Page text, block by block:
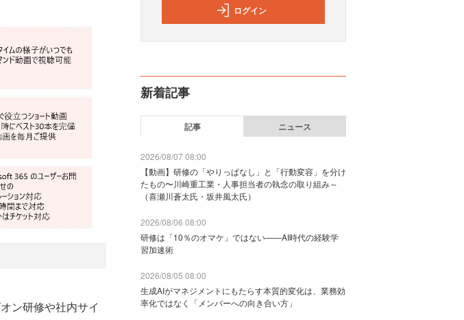
ン研修や社内サイ
ログイン
新着記事
記事 ニュース
2026/08/07 08:00
【動画】研修の「やりっぱなし」と「行動変容」を分け
たもの〜川崎重工業・人事担当者の執念の取り組み～
（喜瀬川蒼太氏・坂井風太氏）
2026/08/06 08:00
研修は「10％のオマケ」ではない——AI時代の経験学
習加速術
2026/08/05 08:00
生成AIがマネジメントにもたらす本質的変化は、業務効
率化ではなく「メンバーへの向き合い方」